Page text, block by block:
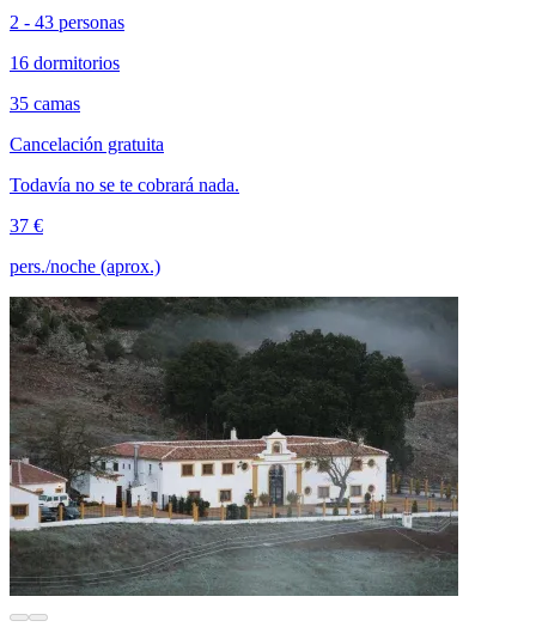
2 - 43 personas
16 dormitorios
35 camas
Cancelación gratuita
Todavía no se te cobrará nada.
37 €
pers./noche (aprox.)